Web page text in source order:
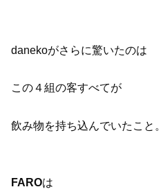
danekoがさらに驚いたのは
この４組の客すべてが
飲み物を持ち込んでいたこと。
FAROは